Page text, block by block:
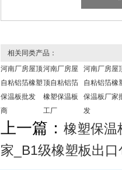
相关同类产品：
河南厂房屋顶
自粘铝箔橡塑
保温板批发
商
河南厂房屋
顶自粘铝箔
橡塑保温板
工厂
河南厂房屋
自粘铝箔橡
保温板厂家
发
上一篇： 橡塑保温
家_B1级橡塑板出口